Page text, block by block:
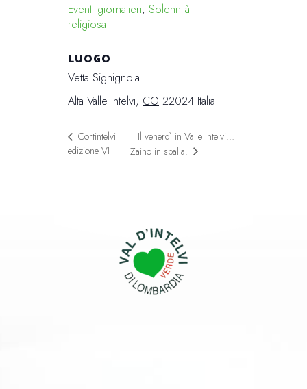
Eventi giornalieri, Solennità
religiosa
LUOGO
Vetta Sighignola
Alta Valle Intelvi, CO 22024 Italia
Cortintelvi
edizione VI
Il venerdì in Valle Intelvi…
Zaino in spalla!